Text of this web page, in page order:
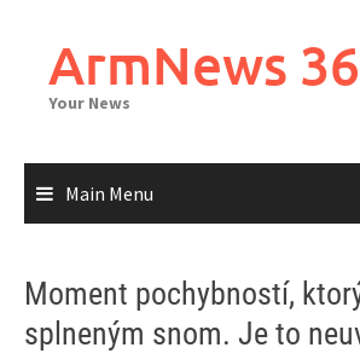
contentArmNews
Your News
Main Menu
Moment pochybností,
splneným snom. Je to